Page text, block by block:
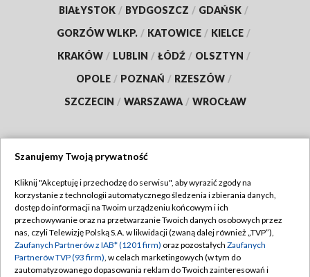
BIAŁYSTOK / BYDGOSZCZ / GDAŃSK /
GORZÓW WLKP. / KATOWICE / KIELCE /
KRAKÓW / LUBLIN / ŁÓDŹ / OLSZTYN /
OPOLE / POZNAŃ / RZESZÓW /
SZCZECIN / WARSZAWA / WROCŁAW
TVP
Abonament TVP
Emisja w TVP
Centrum informacji TVP
Regulamin TVP
Polityka prywatności
Moje zgody
Szanujemy Twoją prywatność
Kliknij "Akceptuję i przechodzę do serwisu", aby wyrazić zgody na
korzystanie z technologii automatycznego śledzenia i zbierania danych,
dostęp do informacji na Twoim urządzeniu końcowym i ich
przechowywanie oraz na przetwarzanie Twoich danych osobowych przez
nas, czyli Telewizję Polską S.A. w likwidacji (zwaną dalej również „TVP”),
Zaufanych Partnerów z IAB* (1201 firm) oraz pozostałych Zaufanych
Partnerów TVP (93 firm), w celach marketingowych (w tym do
zautomatyzowanego dopasowania reklam do Twoich zainteresowań i